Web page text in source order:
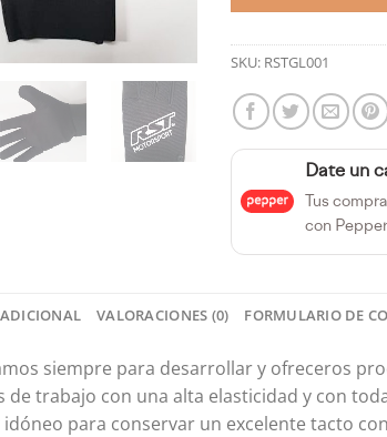
SKU: RSTGL001
Date un
Tus
con
VALORACIONES (0) FORMULARIO DE
siempre para desarrollar y ofreceros
trabajo con una alta elasticidad y con
para conservar un excelente tacto